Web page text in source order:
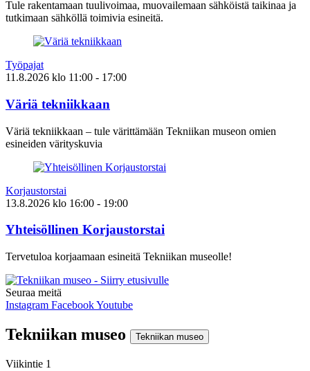
Tule rakentamaan tuulivoimaa, muovailemaan sähköistä taikinaa ja
tutkimaan sähköllä toimivia esineitä.
Työpajat
11.8.2026 klo 11:00 - 17:00
Väriä tekniikkaan
Väriä tekniikkaan – tule värittämään Tekniikan museon omien
esineiden värityskuvia
Korjaustorstai
13.8.2026 klo 16:00 - 19:00
Yhteisöllinen Korjaustorstai
Tervetuloa korjaamaan esineitä Tekniikan museolle!
Seuraa meitä
Instagram FacebookYoutube
Tekniikan museo Tekniikan museo
Viikintie 1